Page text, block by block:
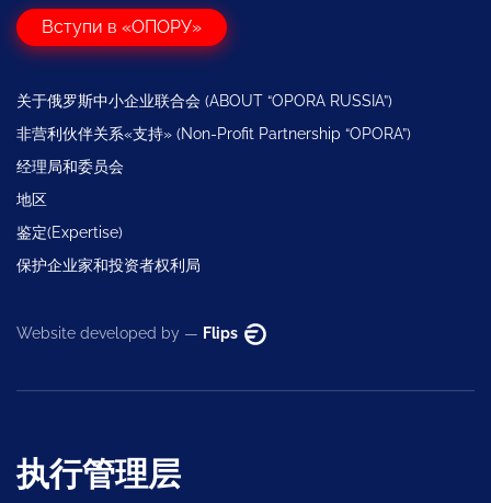
Вступи в «ОПОРУ»
关于俄罗斯中小企业联合会 (ABOUT “OPORA RUSSIA”)
非营利伙伴关系«支持» (Non-Profit Partnership “OPORA”)
经理局和委员会
地区
鉴定(Expertise)
保护企业家和投资者权利局
Website developed by — Flips
执行管理层